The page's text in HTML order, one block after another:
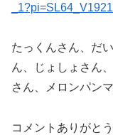
たっくんさん、だ
ん、じょしょさん
さん、メロンパン
コメントありがとう